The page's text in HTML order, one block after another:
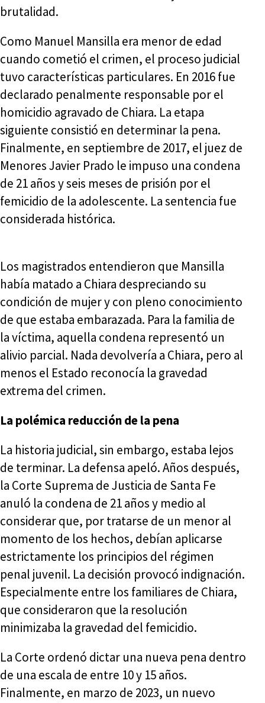
brutalidad.
Como Manuel Mansilla era menor de edad
cuando cometió el crimen, el proceso judicial
tuvo características particulares. En 2016 fue
declarado penalmente responsable por el
homicidio agravado de Chiara. La etapa
siguiente consistió en determinar la pena.
Finalmente, en septiembre de 2017, el juez de
Menores Javier Prado le impuso una condena
de 21 años y seis meses de prisión por el
femicidio de la adolescente. La sentencia fue
considerada histórica.
Los magistrados entendieron que Mansilla
había matado a Chiara despreciando su
condición de mujer y con pleno conocimiento
de que estaba embarazada. Para la familia de
la víctima, aquella condena representó un
alivio parcial. Nada devolvería a Chiara, pero al
menos el Estado reconocía la gravedad
extrema del crimen.
La polémica reducción de la pena
La historia judicial, sin embargo, estaba lejos
de terminar. La defensa apeló. Años después,
la Corte Suprema de Justicia de Santa Fe
anuló la condena de 21 años y medio al
considerar que, por tratarse de un menor al
momento de los hechos, debían aplicarse
estrictamente los principios del régimen
penal juvenil. La decisión provocó indignación.
Especialmente entre los familiares de Chiara,
que consideraron que la resolución
minimizaba la gravedad del femicidio.
La Corte ordenó dictar una nueva pena dentro
de una escala de entre 10 y 15 años.
Finalmente, en marzo de 2023, un nuevo